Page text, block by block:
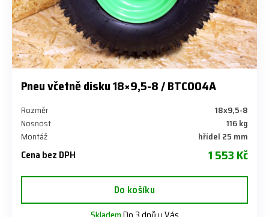
Pneu včetně disku 18×9,5-8 / BTC004A
Rozměr
18x9,5-8
Nosnost
116 kg
Montáž
hřídel 25 mm
Cena bez DPH 1 553 Kč
Do košíku